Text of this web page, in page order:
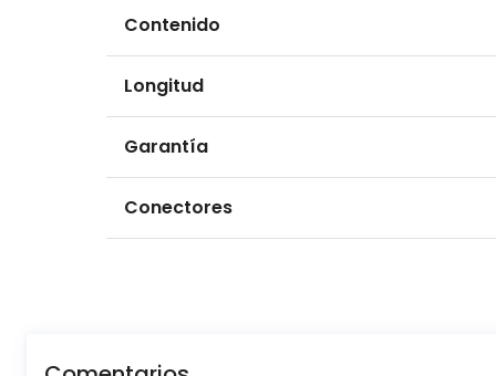
Contenido
Longitud
Garantía
Conectores